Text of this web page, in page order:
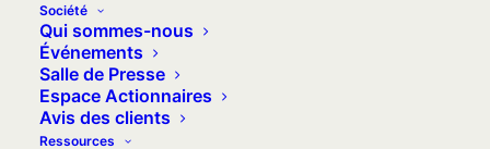
Société
Qui sommes-nous
Événements
Salle de Presse
Espace Actionnaires
Avis des clients
Ressources
réserves de nickel.
Tellement immenses qu’elles
représentent environ
mondialesde ce métal devenu essentiel
à l’heure de la transition énergétique et